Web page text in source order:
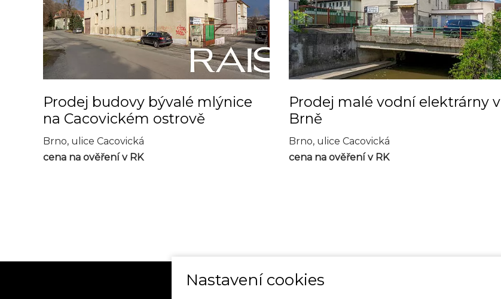
Prodej budovy bývalé mlýnice
na Cacovickém ostrově
Brno, ulice Cacovická
cena na ověření v RK
Prodej malé vodní elektrárny v
Brně
Brno, ulice Cacovická
cena na ověření v RK
Nastavení cookies